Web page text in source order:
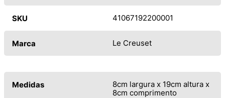
SKU 41067192200001
Marca Le Creuset
Medidas
8cm largura x 19cm altura x
8cm comprimento